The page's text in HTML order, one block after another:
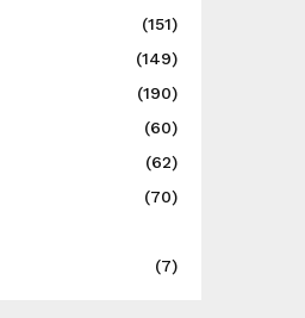
(151)
(149)
(190)
(60)
(62)
(70)
(7)